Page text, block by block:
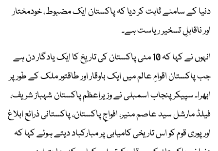
دنیا کے سامنے ثابت کر دیا کہ پاکستان ایک مضبوط، خودمختار
اور ناقابلِ تسخیر ریاست ہے۔
انہوں نے کہا کہ 10 مئی پاکستان کی تاریخ کا ایک یادگار دن ہے
جب پاکستان اقوامِ عالم میں ایک باوقار اور طاقتور ملک کے طور پر
ابھرا۔ سپیکر پنجاب اسمبلی نے وزیراعظم پاکستان شہباز شریف،
فیلڈ مارشل سید عاصم منیر، افواجِ پاکستان، پاکستانی ذرائع ابلاغ
اور پوری قوم کو اس تاریخی کامیابی پر مبارکباد دیتے ہوئے کہا کہ